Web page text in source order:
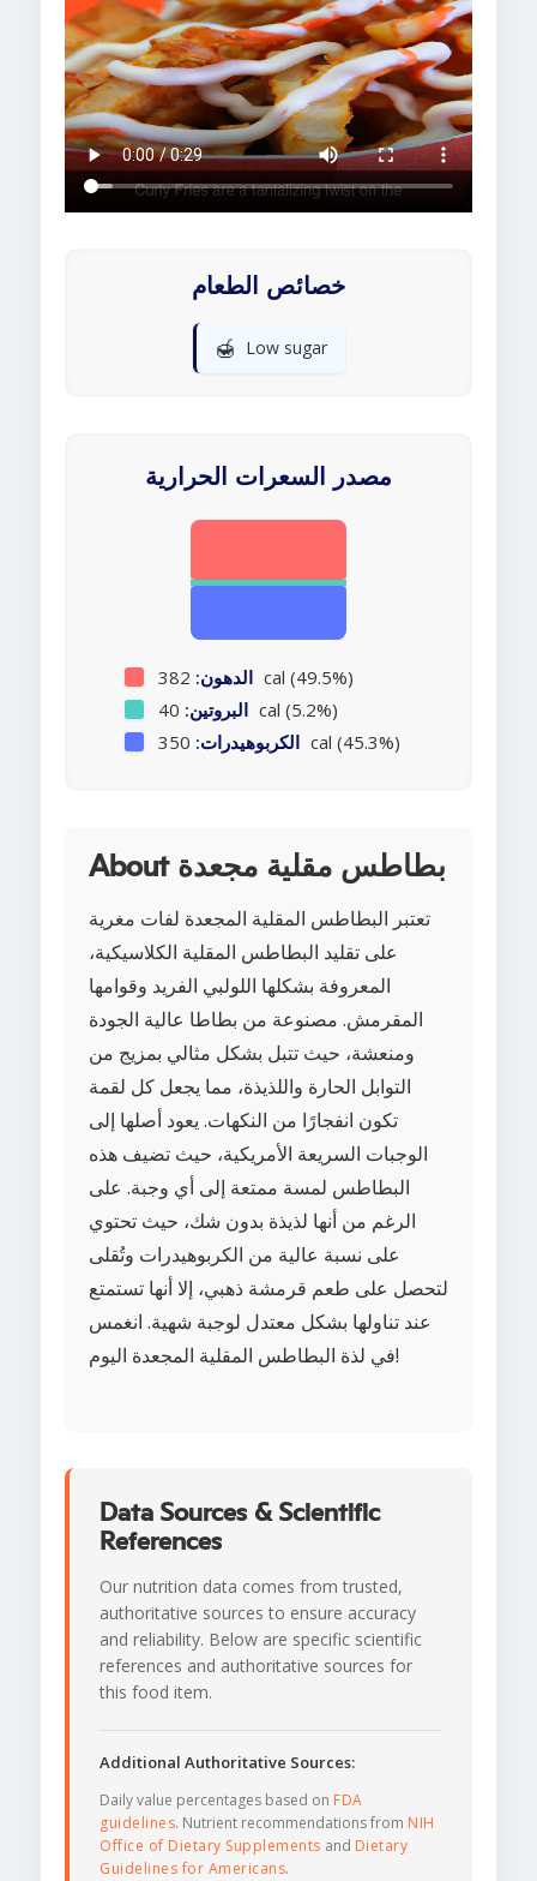
خصائص الطعام
🍯 Low sugar
مصدر السعرات الحرارية
الدهون: 382 cal (49.5%)
البروتين: 40 cal (5.2%)
الكربوهيدرات: 350 cal (45.3%)
About بطاطس مقلية مجعدة
تعتبر البطاطس المقلية المجعدة لفات مغرية
على تقليد البطاطس المقلية الكلاسيكية،
المعروفة بشكلها اللولبي الفريد وقوامها
المقرمش. مصنوعة من بطاطا عالية الجودة
ومنعشة، حيث تتبل بشكل مثالي بمزيج من
التوابل الحارة واللذيذة، مما يجعل كل لقمة
تكون انفجارًا من النكهات. يعود أصلها إلى
الوجبات السريعة الأمريكية، حيث تضيف هذه
البطاطس لمسة ممتعة إلى أي وجبة. على
الرغم من أنها لذيذة بدون شك، حيث تحتوي
على نسبة عالية من الكربوهيدرات وتُقلى
لتحصل على طعم قرمشة ذهبي، إلا أنها تستمتع
عند تناولها بشكل معتدل لوجبة شهية. انغمس
في لذة البطاطس المقلية المجعدة اليوم!
Data Sources & Scientific
References
Our nutrition data comes from trusted,
authoritative sources to ensure accuracy
and reliability. Below are specific scientific
references and authoritative sources for
this food item.
Additional Authoritative Sources:
Daily value percentages based on FDA
guidelines. Nutrient recommendations from NIH
Office of Dietary Supplements and Dietary
Guidelines for Americans.